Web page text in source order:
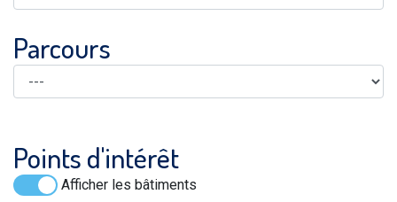
Parcours
Points d'intérêt
Afficher les bâtiments